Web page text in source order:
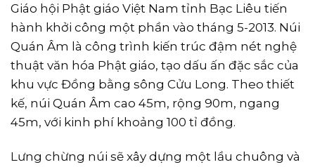
Giáo hội Phật giáo Việt Nam tỉnh Bạc Liêu tiến
hành khởi công một phần vào tháng 5-2013. Núi
Quán Âm là công trình kiến trúc đậm nét nghệ
thuật văn hóa Phật giáo, tạo dấu ấn đặc sắc của
khu vực Đồng bằng sông Cửu Long. Theo thiết
kế, núi Quán Âm cao 45m, rộng 90m, ngang
45m, với kinh phí khoảng 100 tỉ đồng.
Lưng chừng núi sẽ xây dựng một lầu chuông và